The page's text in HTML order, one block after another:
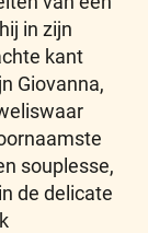
in zijn
kant
Giovanna,
souplesse,
de delicate